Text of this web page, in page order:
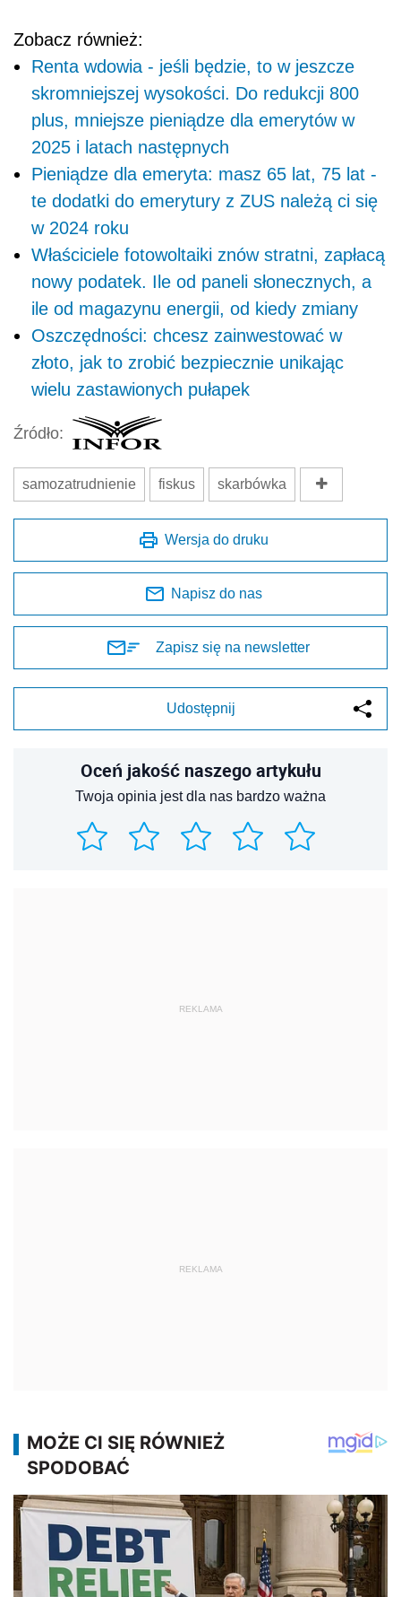
Zobacz również:
Renta wdowia - jeśli będzie, to w jeszcze
skromniejszej wysokości. Do redukcji 800
plus, mniejsze pieniądze dla emerytów w
2025 i latach następnych
Pieniądze dla emeryta: masz 65 lat, 75 lat -
te dodatki do emerytury z ZUS należą ci się
w 2024 roku
Właściciele fotowoltaiki znów stratni, zapłacą
nowy podatek. Ile od paneli słonecznych, a
ile od magazynu energii, od kiedy zmiany
Oszczędności: chcesz zainwestować w
złoto, jak to zrobić bezpiecznie unikając
wielu zastawionych pułapek
Źródło:
samozatrudnienie fiskus skarbówka
Wersja do druku
Napisz do nas
Zapisz się na newsletter
Udostępnij
Oceń jakość naszego artykułu
Twoja opinia jest dla nas bardzo ważna
REKLAMA
REKLAMA